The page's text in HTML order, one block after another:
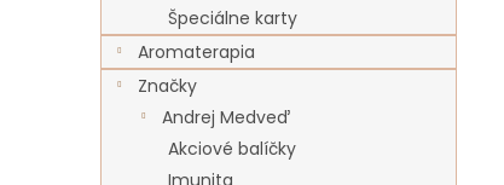
Špeciálne karty
Aromaterapia
Značky
Andrej Medveď
Akciové balíčky
Imunita